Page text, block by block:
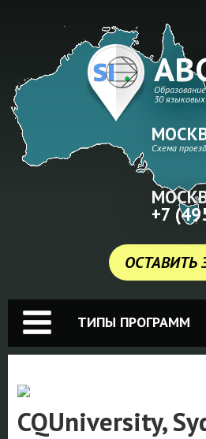
30
ОСТАВИТЬ
Схема
+7
ТИПЫ ПРОГРАММ
CQUniversity,